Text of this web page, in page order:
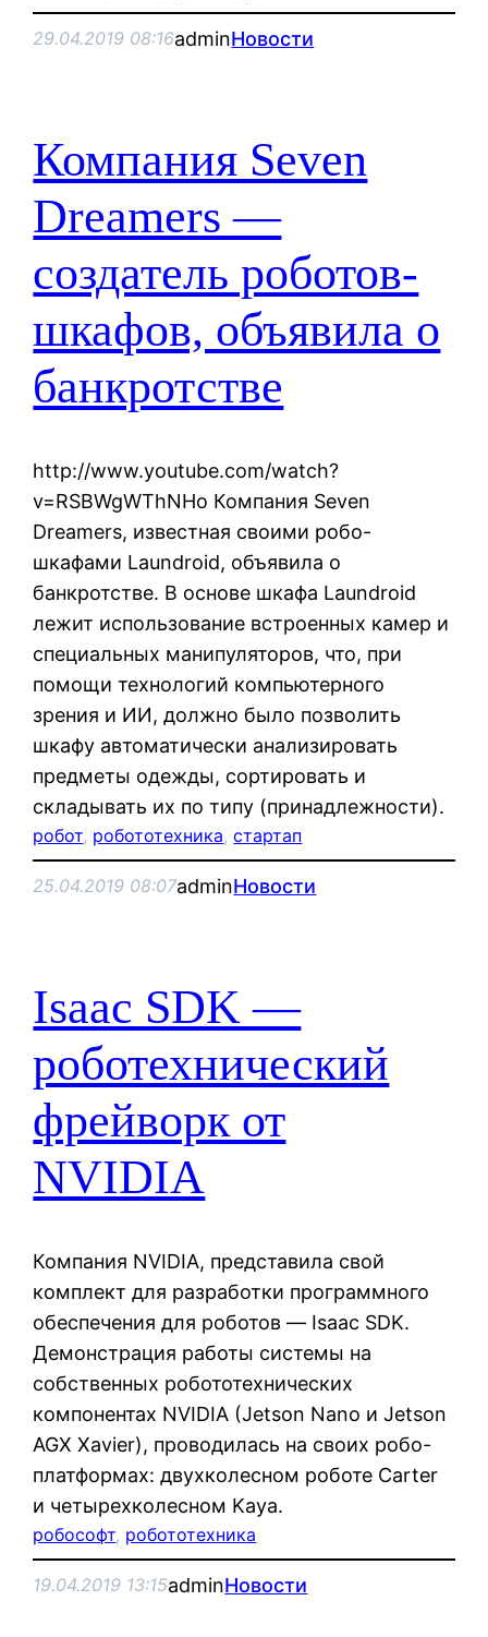
29.04.2019 08:16adminНовости
Компания Seven
Dreamers —
создатель роботов-
шкафов, объявила о
банкротстве
http://www.youtube.com/watch?
v=RSBWgWThNHo Компания Seven
Dreamers, известная своими робо-
шкафами Laundroid, объявила о
банкротстве. В основе шкафа Laundroid
лежит использование встроенных камер и
специальных манипуляторов, что, при
помощи технологий компьютерного
зрения и ИИ, должно было позволить
шкафу автоматически анализировать
предметы одежды, сортировать и
складывать их по типу (принадлежности).
робот, робототехника, стартап
25.04.2019 08:07adminНовости
Isaac SDK —
роботехнический
фрейворк от
NVIDIA
Компания NVIDIA, представила свой
комплект для разработки программного
обеспечения для роботов — Isaac SDK.
Демонстрация работы системы на
собственных робототехнических
компонентах NVIDIA (Jetson Nano и Jetson
AGX Xavier), проводилась на своих робо-
платформах: двухколесном роботе Carter
и четырехколесном Kaya.
робософт, робототехника
19.04.2019 13:15adminНовости